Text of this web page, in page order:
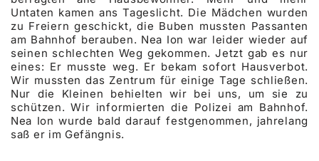
Untaten kamen ans Tageslicht. Die Mädchen wurden
zu Freiern geschickt, die Buben mussten Passanten
am Bahnhof berauben. Nea Ion war leider wieder auf
seinen schlechten Weg gekommen. Jetzt gab es nur
eines: Er musste weg. Er bekam sofort Hausverbot.
Wir mussten das Zentrum für einige Tage schließen.
Nur die Kleinen behielten wir bei uns, um sie zu
schützen. Wir informierten die Polizei am Bahnhof.
Nea Ion wurde bald darauf festgenommen, jahrelang
saß er im Gefängnis.